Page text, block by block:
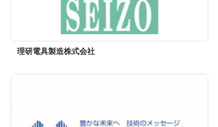
理研電具製造株式会社